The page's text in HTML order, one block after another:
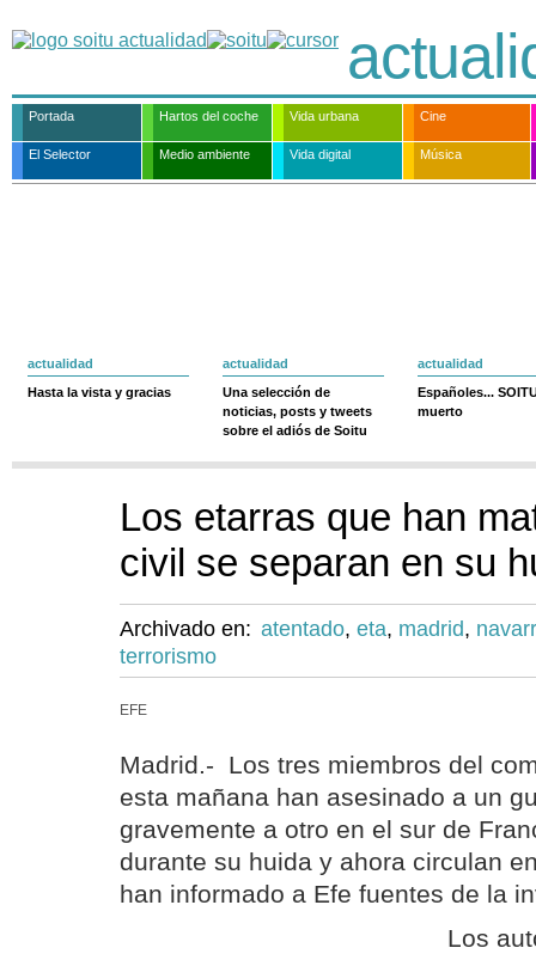
Portada Hartos del coche Vida urbana Cine
El Selector Medio ambiente Vida digital Música
actualidad
Hasta la vista y gracias
actualidad
Una selección de
noticias, posts y tweets
sobre el adiós de Soitu
actualidad
Españoles...
muerto
Los etarras que han
civil se separan en su
Archivado en: atentado, eta, madrid,
terrorismo
EFE
Madrid.- Los tres miembros del
esta mañana han asesinado a un
gravemente a otro en el sur de
durante su huida y ahora circulan
han informado a Efe fuentes de la
Los